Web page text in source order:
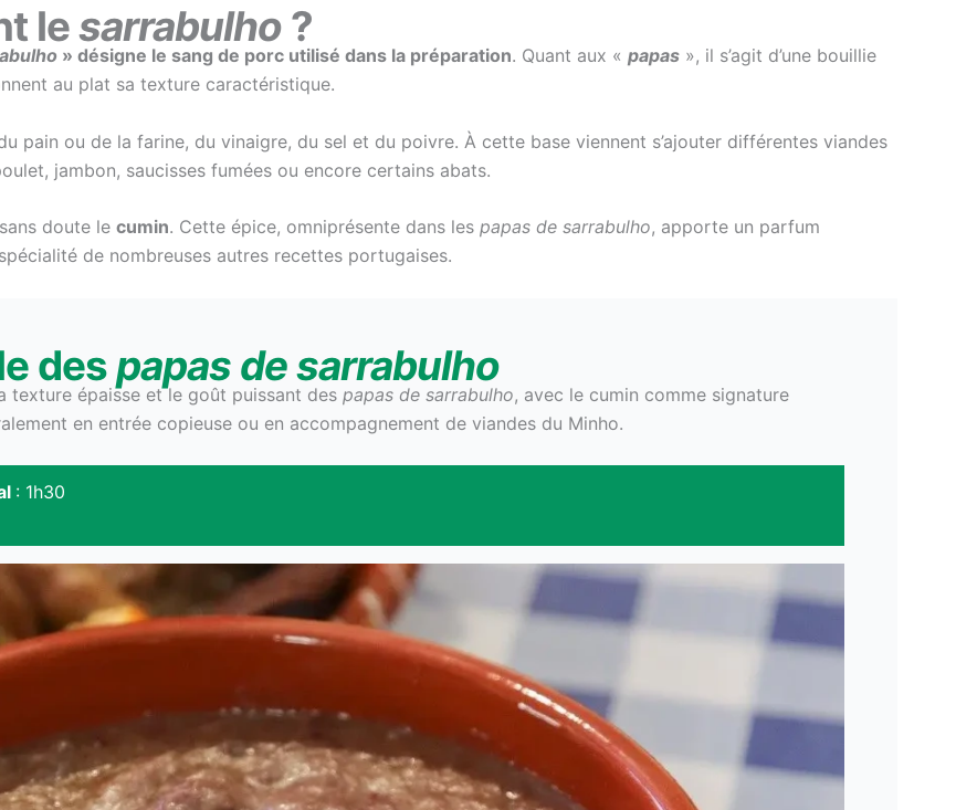
lesarrabulho ?
» désigne le sang de porc utilisé dans la préparation. Quant aux « papas », il s’agit d’une bouillie
au plat sa texture caractéristique.
pain ou de la farine, du vinaigre, du sel et du poivre. À cette base viennent s’ajouter différentes viandes
jambon, saucisses fumées ou encore certains abats.
doute le cumin. Cette épice, omniprésente dans les papas de sarrabulho, apporte un parfum
de nombreuses autres recettes portugaises.
despapas de sarrabulho
épaisse et le goût puissant des papas de sarrabulho, avec le cumin comme signature
en entrée copieuse ou en accompagnement de viandes du Minho.
: 1h30